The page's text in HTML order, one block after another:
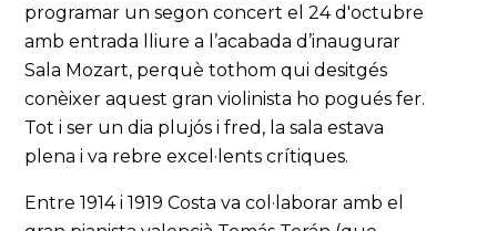
programar un segon concert el 24 d'octubre
amb entrada lliure a l’acabada d’inaugurar
Sala Mozart, perquè tothom qui desitgés
conèixer aquest gran violinista ho pogués fer.
Tot i ser un dia plujós i fred, la sala estava
plena i va rebre excel·lents crítiques.
Entre 1914 i 1919 Costa va col·laborar amb el